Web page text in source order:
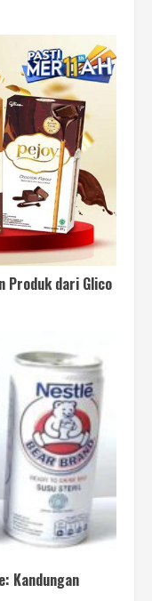
Produk dari Glico
Kandungan